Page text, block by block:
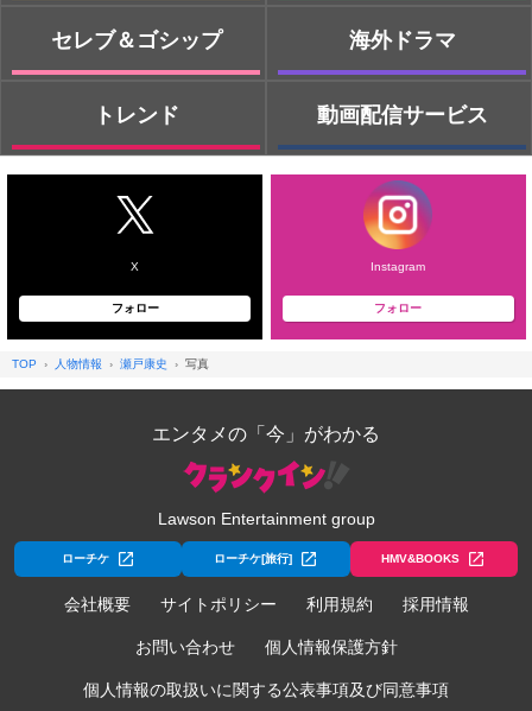
セレブ＆ゴシップ
トレンド
海外ドラマ
動画配信サービス
X
フォロー
Instagram
フォロー
TOP 人物情報 瀬戸康史 写真
エンタメの「今」がわかる
Lawson Entertainment group
ローチケ ローチケ[旅行] HMV&BOOKS
会社概要 サイトポリシー 利用規約 採用情報
お問い合わせ 個人情報保護方針
個人情報の取扱いに関する公表事項及び同意事項